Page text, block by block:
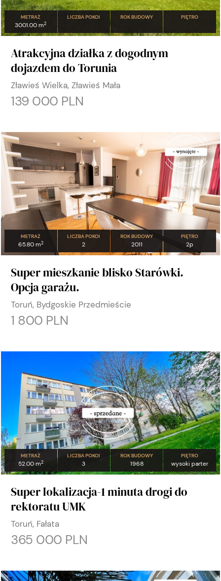
METRAŻ
3001.00 m2
LICZBA POKOI ROK BUDOWY PIĘTRO
Atrakcyjna działka z dogodnym
dojazdem do Torunia
Zławieś Wielka, Zławieś Mała
139 000 PLN
METRAŻ
65.80 m2
LICZBA POKOI
2
ROK BUDOWY
2011
PIĘTRO
2p
Super mieszkanie blisko Starówki.
Opcja garażu.
Toruń, Bydgoskie Przedmieście
1 800 PLN
METRAŻ
52.00 m2
LICZBA POKOI
3
ROK BUDOWY
1968
PIĘTRO
wysoki parter
Super lokalizacja-1 minuta drogi do
rektoratu UMK
Toruń, Fałata
365 000 PLN